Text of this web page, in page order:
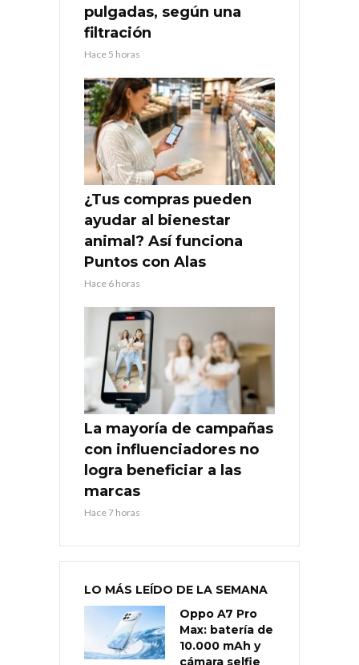
pulgadas, según una
filtración
Hace 5 horas
¿Tus compras pueden
ayudar al bienestar
animal? Así funciona
Puntos con Alas
Hace 6 horas
La mayoría de campañas
con influenciadores no
logra beneficiar a las
marcas
Hace 7 horas
LO MÁS LEÍDO DE LA SEMANA
Oppo A7 Pro
Max: batería de
10.000 mAh y
cámara selfie